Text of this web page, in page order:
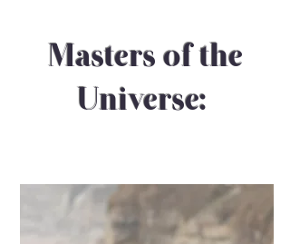
Masters of the
Universe: